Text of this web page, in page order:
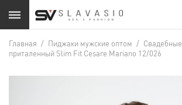
Главная / Пиджаки мужские оптом / Свадебные
приталенный Slim Fit Cesare Mariano 12/026